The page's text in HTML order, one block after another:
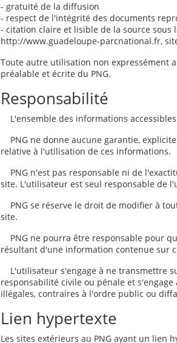
- gratuité de la diffusion
- respect de l'intégrité des documents
- citation claire et lisible de la source
http://www.guadeloupe-parcnational.fr,
Toute autre utilisation non expressément
préalable et écrite du PNG.
Responsabilité
L'ensemble des informations
PNG ne donne aucune garantie,
relative à l'utilisation de ces informations.
PNG n'est pas responsable ni de
site. L'utilisateur est seul responsable de
PNG se réserve le droit de modifier à
site.
PNG ne pourra être responsable pour
résultant d'une information contenue sur
L'utilisateur s'engage à ne transmettre
responsabilité civile ou pénale et
illégales, contraires à l'ordre public ou
Lien hypertexte
Les sites extérieurs au PNG ayant un lien